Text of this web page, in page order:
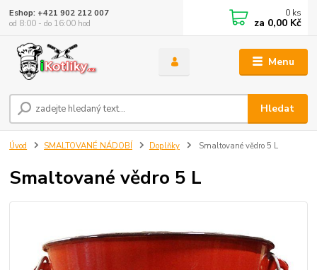
Menu
Hledat
Eshop: +421 902 212 007
od 8:00 - do 16:00 hod
0 ks
za 0,00 Kč
Úvod SMALTOVANÉ NÁDOBÍ Doplňky Smaltované vědro 5 L
Smaltované vědro 5 L